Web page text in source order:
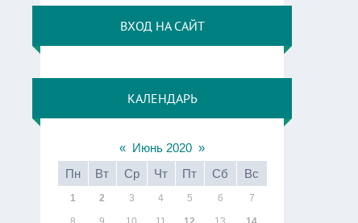
ВХОД НА САЙТ
КАЛЕНДАРЬ
« Июнь 2020 »
Пн
Вт Ср Чт Пт Сб Вс
1 2 3 4 5 6 7